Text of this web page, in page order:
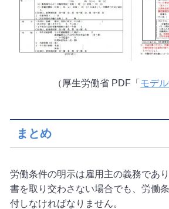
（厚生労働省 PDF「 モデ
まとめ
労働条件の明示は雇用主の義務であ
書を取り交わさない場合でも、労働
付しなければなりません。